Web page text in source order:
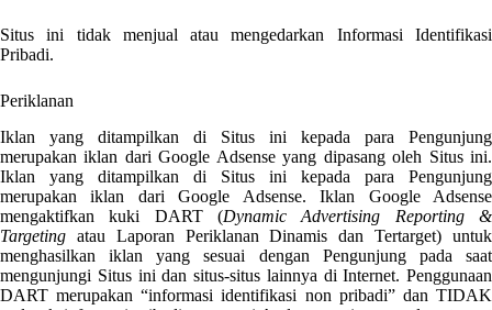
Situs ini tidak menjual atau mengedarkan Informasi Identifikasi
Pribadi.
Periklanan
Iklan yang ditampilkan di Situs ini kepada para Pengunjung
merupakan iklan dari Google Adsense yang dipasang oleh Situs ini.
Iklan yang ditampilkan di Situs ini kepada para Pengunjung
merupakan iklan dari Google Adsense. Iklan Google Adsense
mengaktifkan kuki DART (Dynamic Advertising Reporting &
Targeting atau Laporan Periklanan Dinamis dan Tertarget) untuk
menghasilkan iklan yang sesuai dengan Pengunjung pada saat
mengunjungi Situs ini dan situs-situs lainnya di Internet. Penggunaan
DART merupakan “informasi identifikasi non pribadi” dan TIDAK